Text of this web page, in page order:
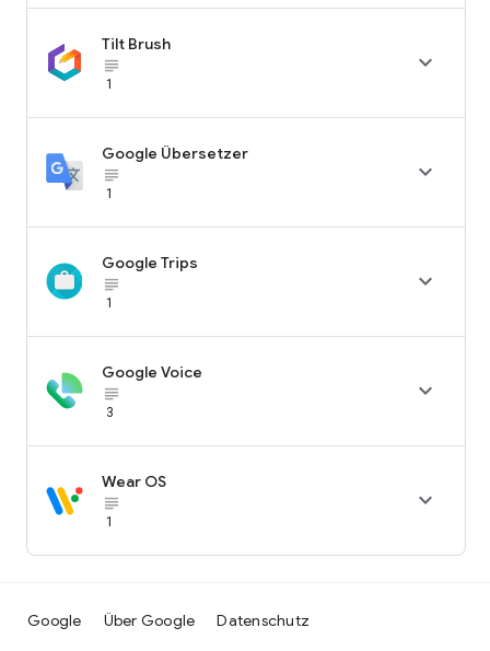
Tilt Brush
subject_black
1

Google Übersetzer
subject_black
1

Google Trips
subject_black
1

Google Voice
subject_black
3

Wear OS
subject_black
1

Google Über Google Datenschutz